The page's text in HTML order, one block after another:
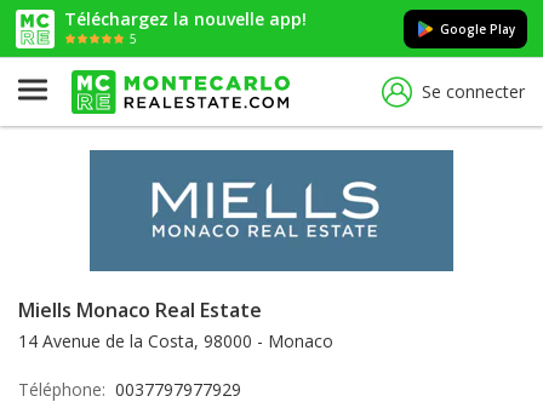
Téléchargez la nouvelle app!
5
Google Play
Se connecter
Miells Monaco Real Estate
14 Avenue de la Costa, 98000 - Monaco
Téléphone: 0037797977929